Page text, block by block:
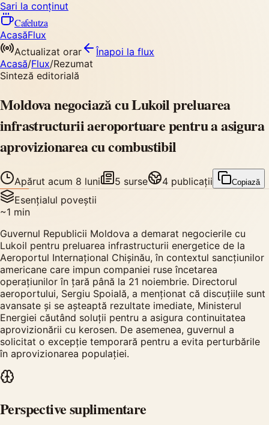
Sari la conținut
Cafelutza
AcasăFlux
Actualizat orar
Înapoi la flux
Acasă/Flux/Rezumat
Sinteză editorială
Moldova negociază cu Lukoil preluarea
infrastructurii aeroportuare pentru a asigura
aprovizionarea cu combustibil
Apărut acum 8 luni 5 surse 4 publicații Copiază
Esențialul poveștii
~1 min
Guvernul Republicii Moldova a demarat negocierile cu
Lukoil pentru preluarea infrastructurii energetice de la
Aeroportul Internațional Chișinău, în contextul sancțiunilor
americane care impun companiei ruse încetarea
operațiunilor în țară până la 21 noiembrie. Directorul
aeroportului, Sergiu Spoială, a menționat că discuțiile sunt
avansate și se așteaptă rezultate imediate, Ministerul
Energiei căutând soluții pentru a asigura continuitatea
aprovizionării cu kerosen. De asemenea, guvernul a
solicitat o excepție temporară pentru a evita perturbările
în aprovizionarea populației.
Perspective suplimentare